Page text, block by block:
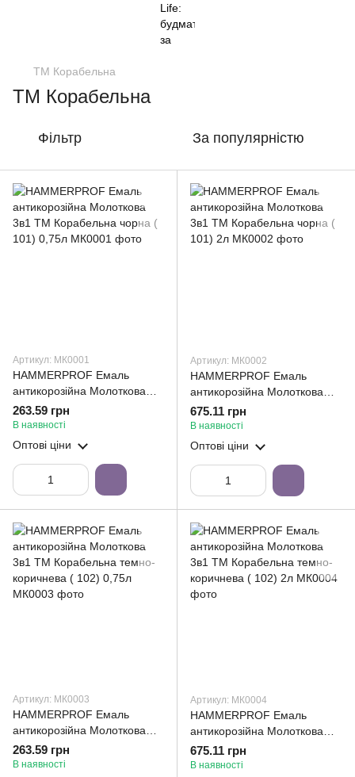
ТМ Корабельна
ТМ Корабельна
Фільтр За популярністю
Артикул: МК0001
HAMMERPROF Емаль
антикорозійна Молоткова
3в1 ТМ Корабельна чорна (
101) 0,75л
263.59 грн
В наявності
Оптові ціни
Артикул: МК0002
HAMMERPROF Емаль
антикорозійна Молоткова
3в1 ТМ Корабельна чорна (
101) 2л
675.11 грн
В наявності
Оптові ціни
Артикул: МК0003
HAMMERPROF Емаль
антикорозійна Молоткова
3в1 ТМ Корабельна темно-
коричнева ( 102) 0,75л
263.59 грн
В наявності
Артикул: МК0004
HAMMERPROF Емаль
антикорозійна Молоткова
3в1 ТМ Корабельна темно-
коричнева ( 102) 2л
675.11 грн
В наявності